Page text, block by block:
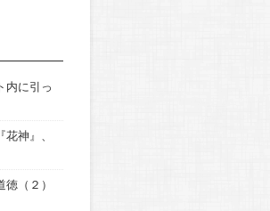
内に引っ
神』、
徳（２）